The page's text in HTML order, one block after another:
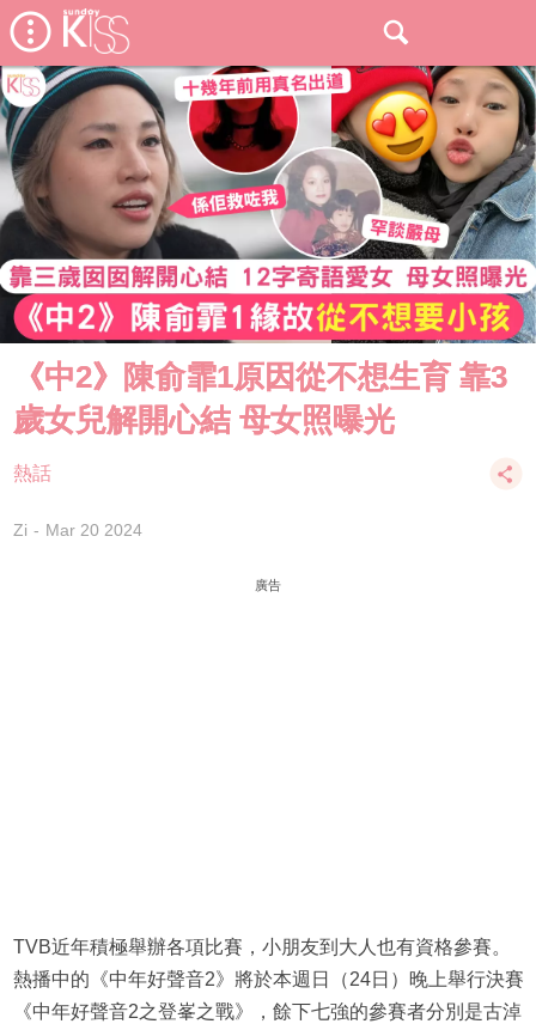
《中2》陳俞霏1原因從不想生育 靠3
歲女兒解開心結 母女照曝光
熱話
Zi Mar 20 2024
廣告
TVB近年積極舉辦各項比賽，小朋友到大人也有資格參賽。
熱播中的《中年好聲音2》將於本週日（24日）晚上舉行決賽
《中年好聲音2之登峯之戰》，餘下七強的參賽者分別是古淖